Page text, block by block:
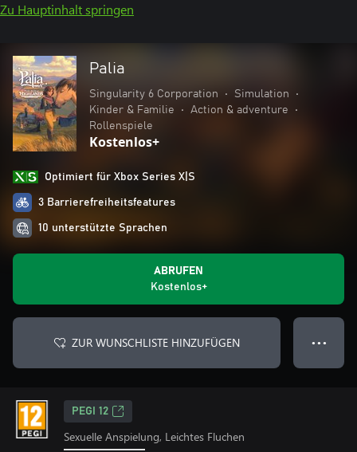
Zu Hauptinhalt springen
Palia
Singularity 6 Corporation • Simulation
•
Kinder & Familie
• Action & adventure
•
Rollenspiele
Kostenlos+
Optimiert für Xbox Series X|S
3 Barrierefreiheitsfeatures
10 unterstützte Sprachen
ABRUFEN
Kostenlos+
ZUR WUNSCHLISTE HINZUFÜGEN ● ● ●
PEGI 12
Sexuelle Anspielung, Leichtes Fluchen